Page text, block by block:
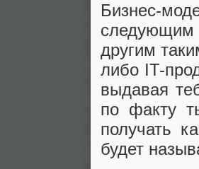
Бизнес-
следующим
другим
либо IT-
выдавая
по факту
получать
будет